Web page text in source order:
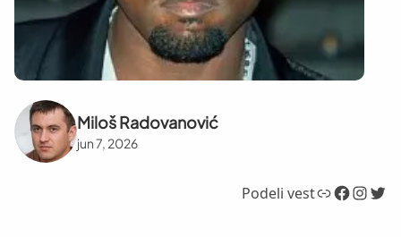
Miloš Radovanović
jun 7, 2026
Podeli vestLink Facebook InstagramTwitter